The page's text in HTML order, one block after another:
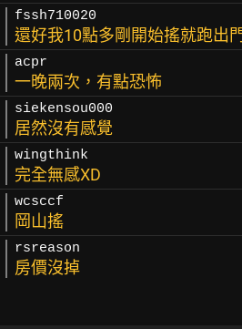
fssh710020
還好我10點多剛開始搖就跑出
acpr
一晚兩次，有點恐怖
siekensou000
居然沒有感覺
wingthink
完全無感XD
wcsccf
岡山搖
rsreason
房價沒掉